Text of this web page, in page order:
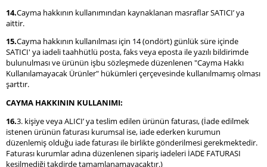
14.Cayma hakkının kullanımından kaynaklanan masraflar SATICI’ ya
aittir.
15.Cayma hakkının kullanılması için 14 (ondört) günlük süre içinde
SATICI' ya iadeli taahhütlü posta, faks veya eposta ile yazılı bildirimde
bulunulması ve ürünün işbu sözleşmede düzenlenen "Cayma Hakkı
Kullanılamayacak Ürünler" hükümleri çerçevesinde kullanılmamış olması
şarttır.
CAYMA HAKKININ KULLANIMI:
16.3. kişiye veya ALICI’ ya teslim edilen ürünün faturası, (İade edilmek
istenen ürünün faturası kurumsal ise, iade ederken kurumun
düzenlemiş olduğu iade faturası ile birlikte gönderilmesi gerekmektedir.
Faturası kurumlar adına düzenlenen sipariş iadeleri İADE FATURASI
kesilmediği takdirde tamamlanamayacaktır.)